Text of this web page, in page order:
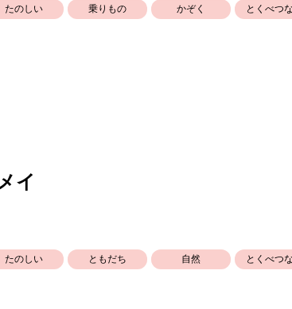
たのしい 乗りもの かぞく とくべつ
イ
たのしい ともだち 自然 とくべつ